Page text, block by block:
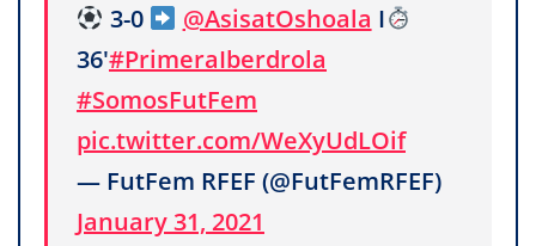
3-0
@AsisatOshoala I
36'#PrimeraIberdrola
#SomosFutFem
pic.twitter.com/WeXyUdLOif
— FutFem RFEF (@FutFemRFEF)
January 31, 2021